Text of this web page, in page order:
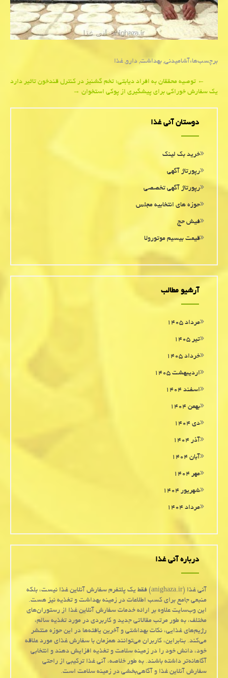
برچسب‌ها:آشامیدنی,بهداشت,دارو,غذا
Post
navigation
←توصیه محققان به افراد دیابتی؛ تخم گشنیز در كنترل قندخون تاثیر دارد
یك سفارش خوراكی برای پیشگیری از پوكی استخوان→
دوستان آنی غذا
خرید بک لینک
رپورتاژ آگهی
رپورتاژ آگهی تخصصی
حوزه های انتخابیه مجلس
فیش حج
قیمت بیسیم موتورولا
آرشیو مطالب
مرداد ۱۴۰۵
تیر ۱۴۰۵
خرداد ۱۴۰۵
اردیبهشت ۱۴۰۵
اسفند ۱۴۰۴
بهمن ۱۴۰۴
دی ۱۴۰۴
آذر ۱۴۰۴
آبان ۱۴۰۴
مهر ۱۴۰۴
شهریور ۱۴۰۴
مرداد ۱۴۰۴
درباره آنی غذا
آنی غذا (anighaza.ir) فقط یک پلتفرم سفارش آنلاین غذا نیست، بلکه
منبعی جامع برای کسب اطلاعات در زمینه بهداشت و تغذیه نیز هست.
این وب‌سایت علاوه بر ارائه خدمات سفارش آنلاین غذا از رستوران‌های
مختلف، به طور مرتب مقالاتی جدید و کاربردی در مورد تغذیه سالم،
رژیم‌های غذایی، نکات بهداشتی و آخرین یافته‌ها در این حوزه منتشر
می‌کند. بنابراین، کاربران می‌توانند همزمان با سفارش غذای مورد علاقه
خود، دانش خود را در زمینه سلامت و تغذیه افزایش دهند و انتخابی
آگاهانه‌تر داشته باشند. به طور خلاصه، آنی غذا ترکیبی از راحتی
سفارش آنلاین غذا و آگاهی‌بخشی در زمینه سلامت است.